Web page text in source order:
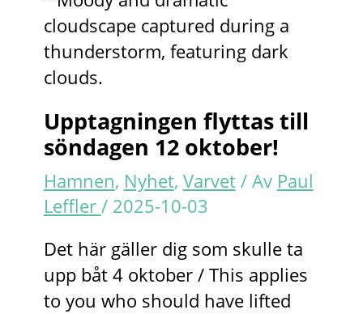
Upptagningen flyttas till
söndagen 12 oktober!
Hamnen, Nyhet, Varvet/ Av Paul
Leffler / 2025-10-03
Det här gäller dig som skulle ta
upp båt 4 oktober / This applies
to you who should have lifted